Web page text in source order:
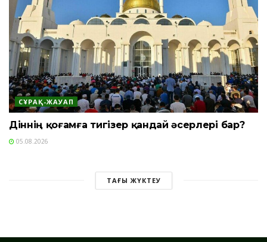
СҰРАҚ-ЖАУАП
Діннің қоғамға тигізер қандай әсерлері бар?
05.08.2026
ТАҒЫ ЖҮКТЕУ